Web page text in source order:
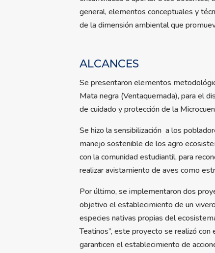
general, elementos conceptuales y
de la dimensión ambiental que
ALCANCES
Se presentaron elementos
Mata negra (Ventaquemada), para el
de cuidado y protección de la
Se hizo la sensibilización a los
manejo sostenible de los agro
con la comunidad estudiantil, para
realizar avistamiento de aves como
Por último, se implementaron dos
objetivo el establecimiento de un
especies nativas propias del
Teatinos”, este proyecto se realizó
garanticen el establecimiento de